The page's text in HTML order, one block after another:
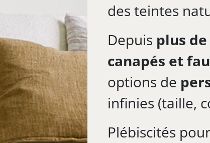
des teintes
Depuis plus de
canapés et
options de
infinies (taille,
Plébiscités